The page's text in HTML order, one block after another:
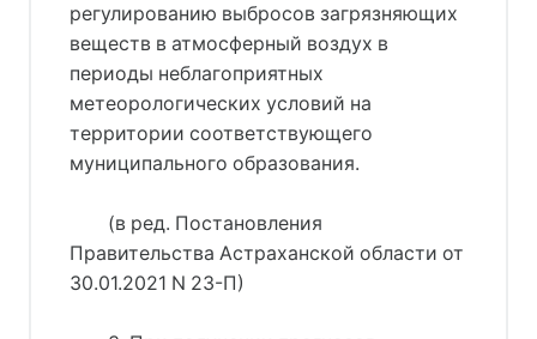
регулированию выбросов загрязняющих
веществ в атмосферный воздух в
периоды неблагоприятных
метеорологических условий на
территории соответствующего
муниципального образования.
(в ред. Постановления
Правительства Астраханской области от
30.01.2021 N 23-П)